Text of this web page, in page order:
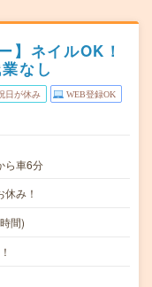
】ネイルOK！
なし
日が休み WEB登録OK
ら車6分
み！
間)